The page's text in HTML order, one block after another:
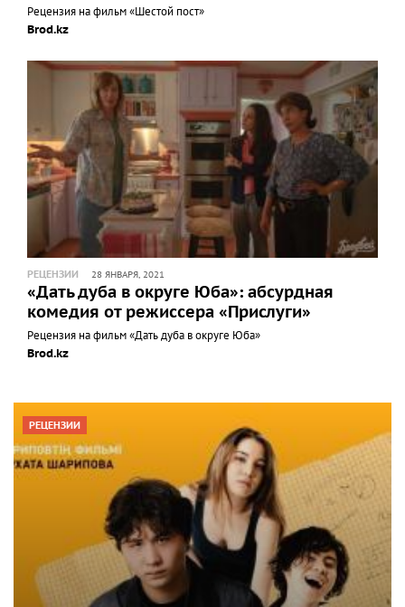
Рецензия на фильм «Шестой пост»
Brod.kz
РЕЦЕНЗИИ 28 ЯНВАРЯ, 2021
«Дать дуба в округе Юба»: абсурдная
комедия от режиссера «Прислуги»
Рецензия на фильм «Дать дуба в округе Юба»
Brod.kz
РЕЦЕНЗИИ